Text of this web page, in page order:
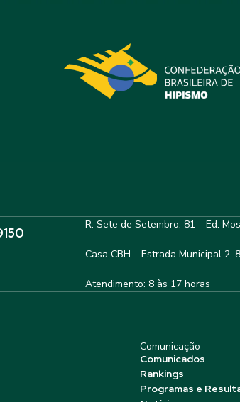
R. Sete de Setembro, 81 – Ed.
Casa CBH – Estrada Municipal 2,
Atendimento: 8 às 17 horas
Comunicação
Comunicados
Rankings
Programas e